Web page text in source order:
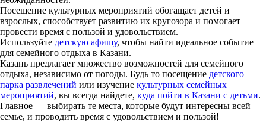
Посещение культурных мероприятий обогащает детей и
взрослых, способствует развитию их кругозора и помогает
провести время с пользой и удовольствием.
Используйте детскую афишу, чтобы найти идеальное событие
для семейного отдыха в Казани.
Казань предлагает множество возможностей для семейного
отдыха, независимо от погоды. Будь то посещение детского
парка развлечений или изучение культурных семейных
мероприятий, вы всегда найдете, куда пойти в Казани с детьми.
Главное — выбирать те места, которые будут интересны всей
семье, и проводить время с удовольствием и пользой!